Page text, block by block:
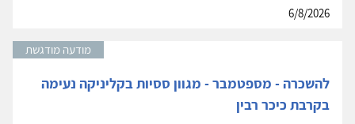
6/8/2026
מודעה מודגשת
להשכרה - מספטמבר - מגוון ססיות בקליניקה נעימה
בקרבת כיכר רבין